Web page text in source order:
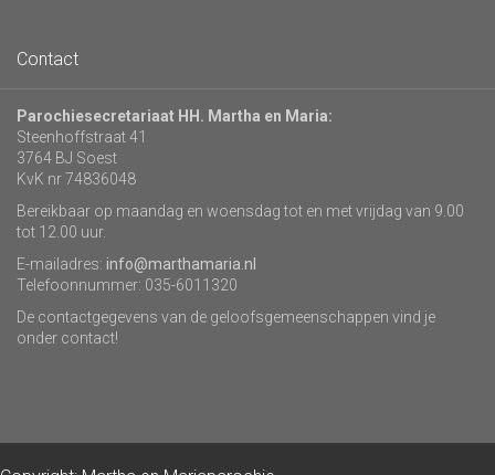
Contact
Parochiesecretariaat HH. Martha en Maria:
Steenhoffstraat 41
3764 BJ Soest
KvK nr 74836048
Bereikbaar op maandag en woensdag tot en met vrijdag van 9.00
tot 12.00 uur.
E-mailadres: info@marthamaria.nl
Telefoonnummer: 035-6011320
De contactgegevens van de geloofsgemeenschappen vind je
onder contact!